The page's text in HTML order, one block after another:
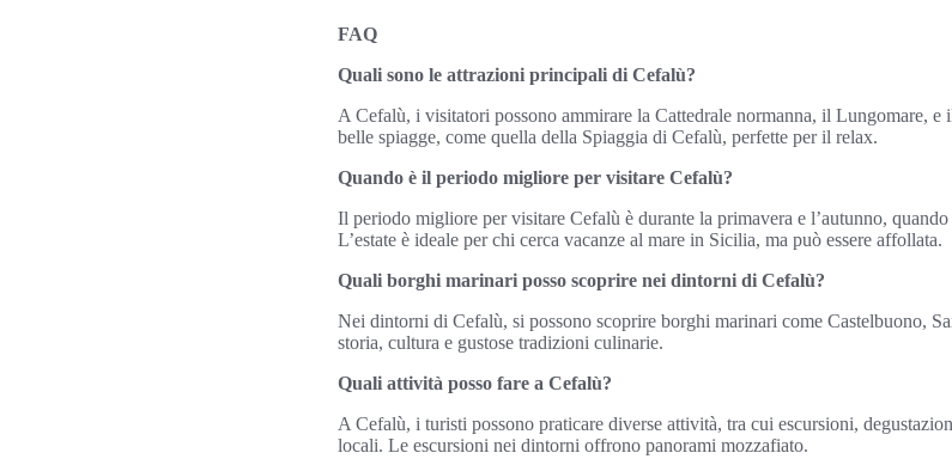
FAQ
Quali sono le attrazioni principali di Cefalù?
A Cefalù, i visitatori possono ammirare la Cattedrale normanna, il Lungomare,
belle spiagge, come quella della Spiaggia di Cefalù, perfette per il relax.
Quando è il periodo migliore per visitare Cefalù?
Il periodo migliore per visitare Cefalù è durante la primavera e l’autunno,
L’estate è ideale per chi cerca vacanze al mare in Sicilia, ma può essere affollata.
Quali borghi marinari posso scoprire nei dintorni di Cefalù?
Nei dintorni di Cefalù, si possono scoprire borghi marinari come Castelbuono,
storia, cultura e gustose tradizioni culinarie.
Quali attività posso fare a Cefalù?
A Cefalù, i turisti possono praticare diverse attività, tra cui escursioni,
locali. Le escursioni nei dintorni offrono panorami mozzafiato.